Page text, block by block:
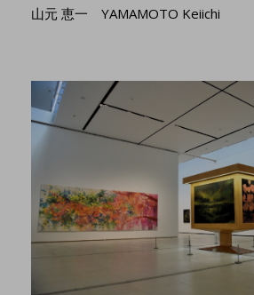
山元 恵一 YAMAMOTO Keiichi